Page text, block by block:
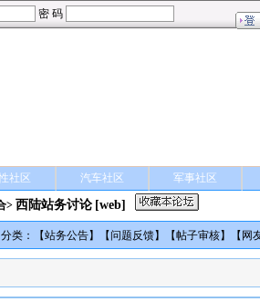
社区 汽车社区 军事社区
> 西陆站务讨论 [web]
分类：【站务公告】【问题反馈】【帖子审核】【 网